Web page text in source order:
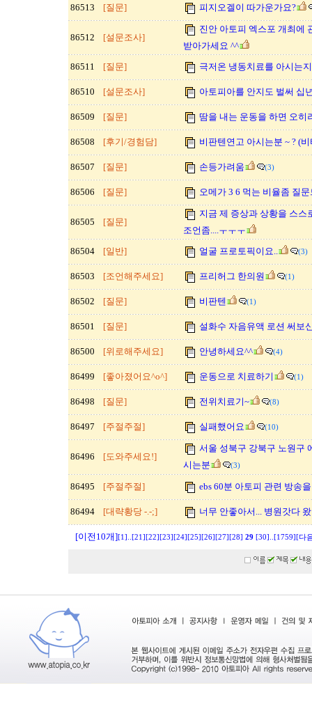
86513 [질문] 피지오겔이 따가운가요?
86512 [설문조사]
진안 아토피 엑스포 개최에
받아가세요 ^^
86511
[질문] 극저온 냉동치료를 아시는
86510 [설문조사] 아토피아를 안지도 벌써 십
86509 [질문] 땀을 내는 운동을 하면 오히
86508 [후기/경험담] 비판텐연고 아시는분 ~ ? (
86507 [질문] 손등가려움 (3)
86506 [질문] 오메가 3 6 먹는 비율좀 질
86505 [질문]
지금 제 증상과 상황을 스스
조언좀....ㅜㅜㅜ
86504
[일반] 얼굴 프로토픽이요.. (3)
86503 [조언해주세요] 프리허그 한의원 (1)
86502 [질문] 비판텐 (1)
86501 [질문] 설화수 자음유액 로션 써보
86500 [위로해주세요] 안녕하세요^^ (4)
86499 [좋아졌어요^o^] 운동으로 치료하기 (1)
86498 [질문] 전위치료기~ (8)
86497 [주절주절] 실패했어요 (10)
86496 [도와주세요!]
서울 성북구 강북구 노원구
시는분
(3)
86495 [주절주절] ebs 60분 아토피 관련 방송
86494 [대략황당 -.-;] 너무 안좋아서... 병원갓다
[이전10개][1] [21] [22] [23] [24] [25] [26] [27] [28] 29 [30] [1759] [다